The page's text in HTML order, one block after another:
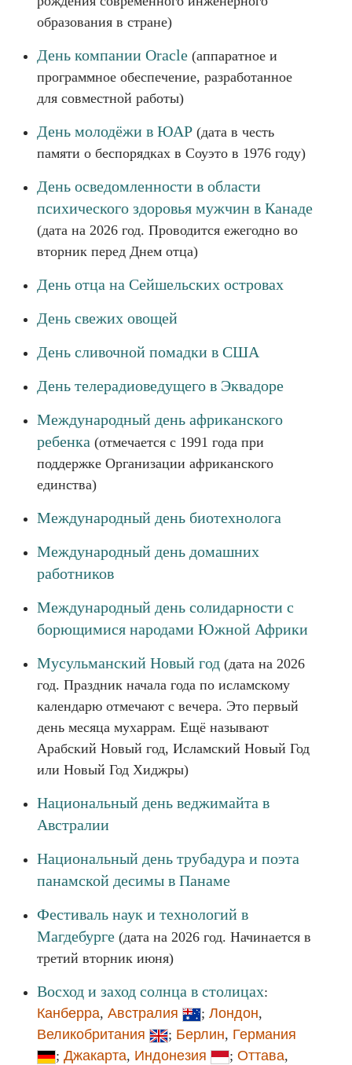
образования в стране)
День компании Oracle (аппаратное и
программное обеспечение, разработанное
для совместной работы)
День молодёжи в ЮАР (дата в честь
памяти о беспорядках в Соуэто в 1976 году)
День осведомленности в области
психического здоровья мужчин в Канаде
(дата на 2026 год. Проводится ежегодно во
вторник перед Днем отца)
День отца на Сейшельских островах
День свежих овощей
День сливочной помадки в США
День телерадиоведущего в Эквадоре
Международный день африканского
ребенка (отмечается с 1991 года при
поддержке Организации африканского
единства)
Международный день биотехнолога
Международный день домашних
работников
Международный день солидарности с
борющимися народами Южной Африки
Мусульманский Новый год (дата на 2026
год. Праздник начала года по исламскому
календарю отмечают с вечера. Это первый
день месяца мухаррам. Ещё называют
Арабский Новый год, Исламский Новый Год
или Новый Год Хиджры)
Национальный день веджимайта в
Австралии
Национальный день трубадура и поэта
панамской десимы в Панаме
Фестиваль наук и технологий в
Магдебурге (дата на 2026 год. Начинается в
третий вторник июня)
Восход и заход солнца в столицах:
Канберра, Австралия ; Лондон,
Великобритания
; Берлин, Германия
; Джакарта, Индонезия ; Оттава,